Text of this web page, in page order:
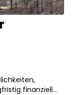
finanziell